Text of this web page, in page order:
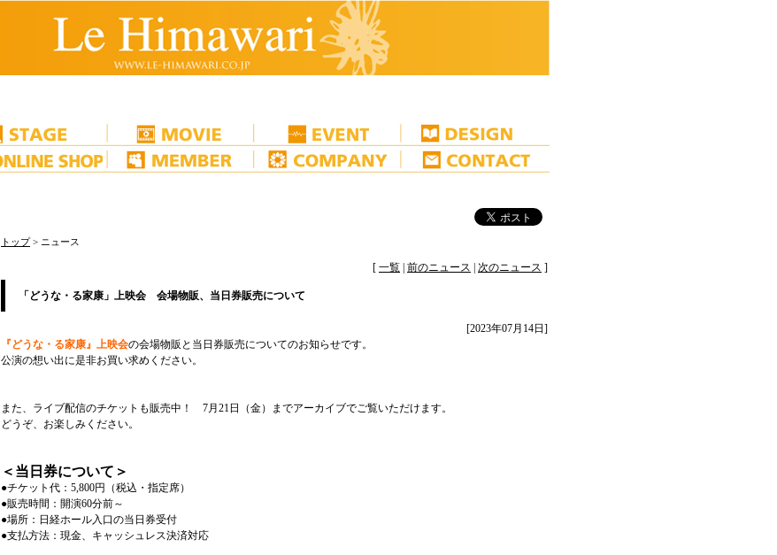
トップ> ニュース
[ 一覧 前のニュース 次のニュース ]
「どうな・る家康」上映会 会場物販、当日券販売について
[2023年07月14日]
『どうな・る家康』上映会の会場物販と当日券販売についてのお知らせです。
公演の想い出に是非お買い求めください。
また、ライブ配信のチケットも販売中！ 7月21日（金）までアーカイブでご覧いただけます。
どうぞ、お楽しみください。
＜当日券について＞
●チケット代：5,800円（税込・指定席）
●販売時間：開演60分前～
●場所：日経ホール入口の当日券受付
●支払方法：現金、キャッシュレス決済対応